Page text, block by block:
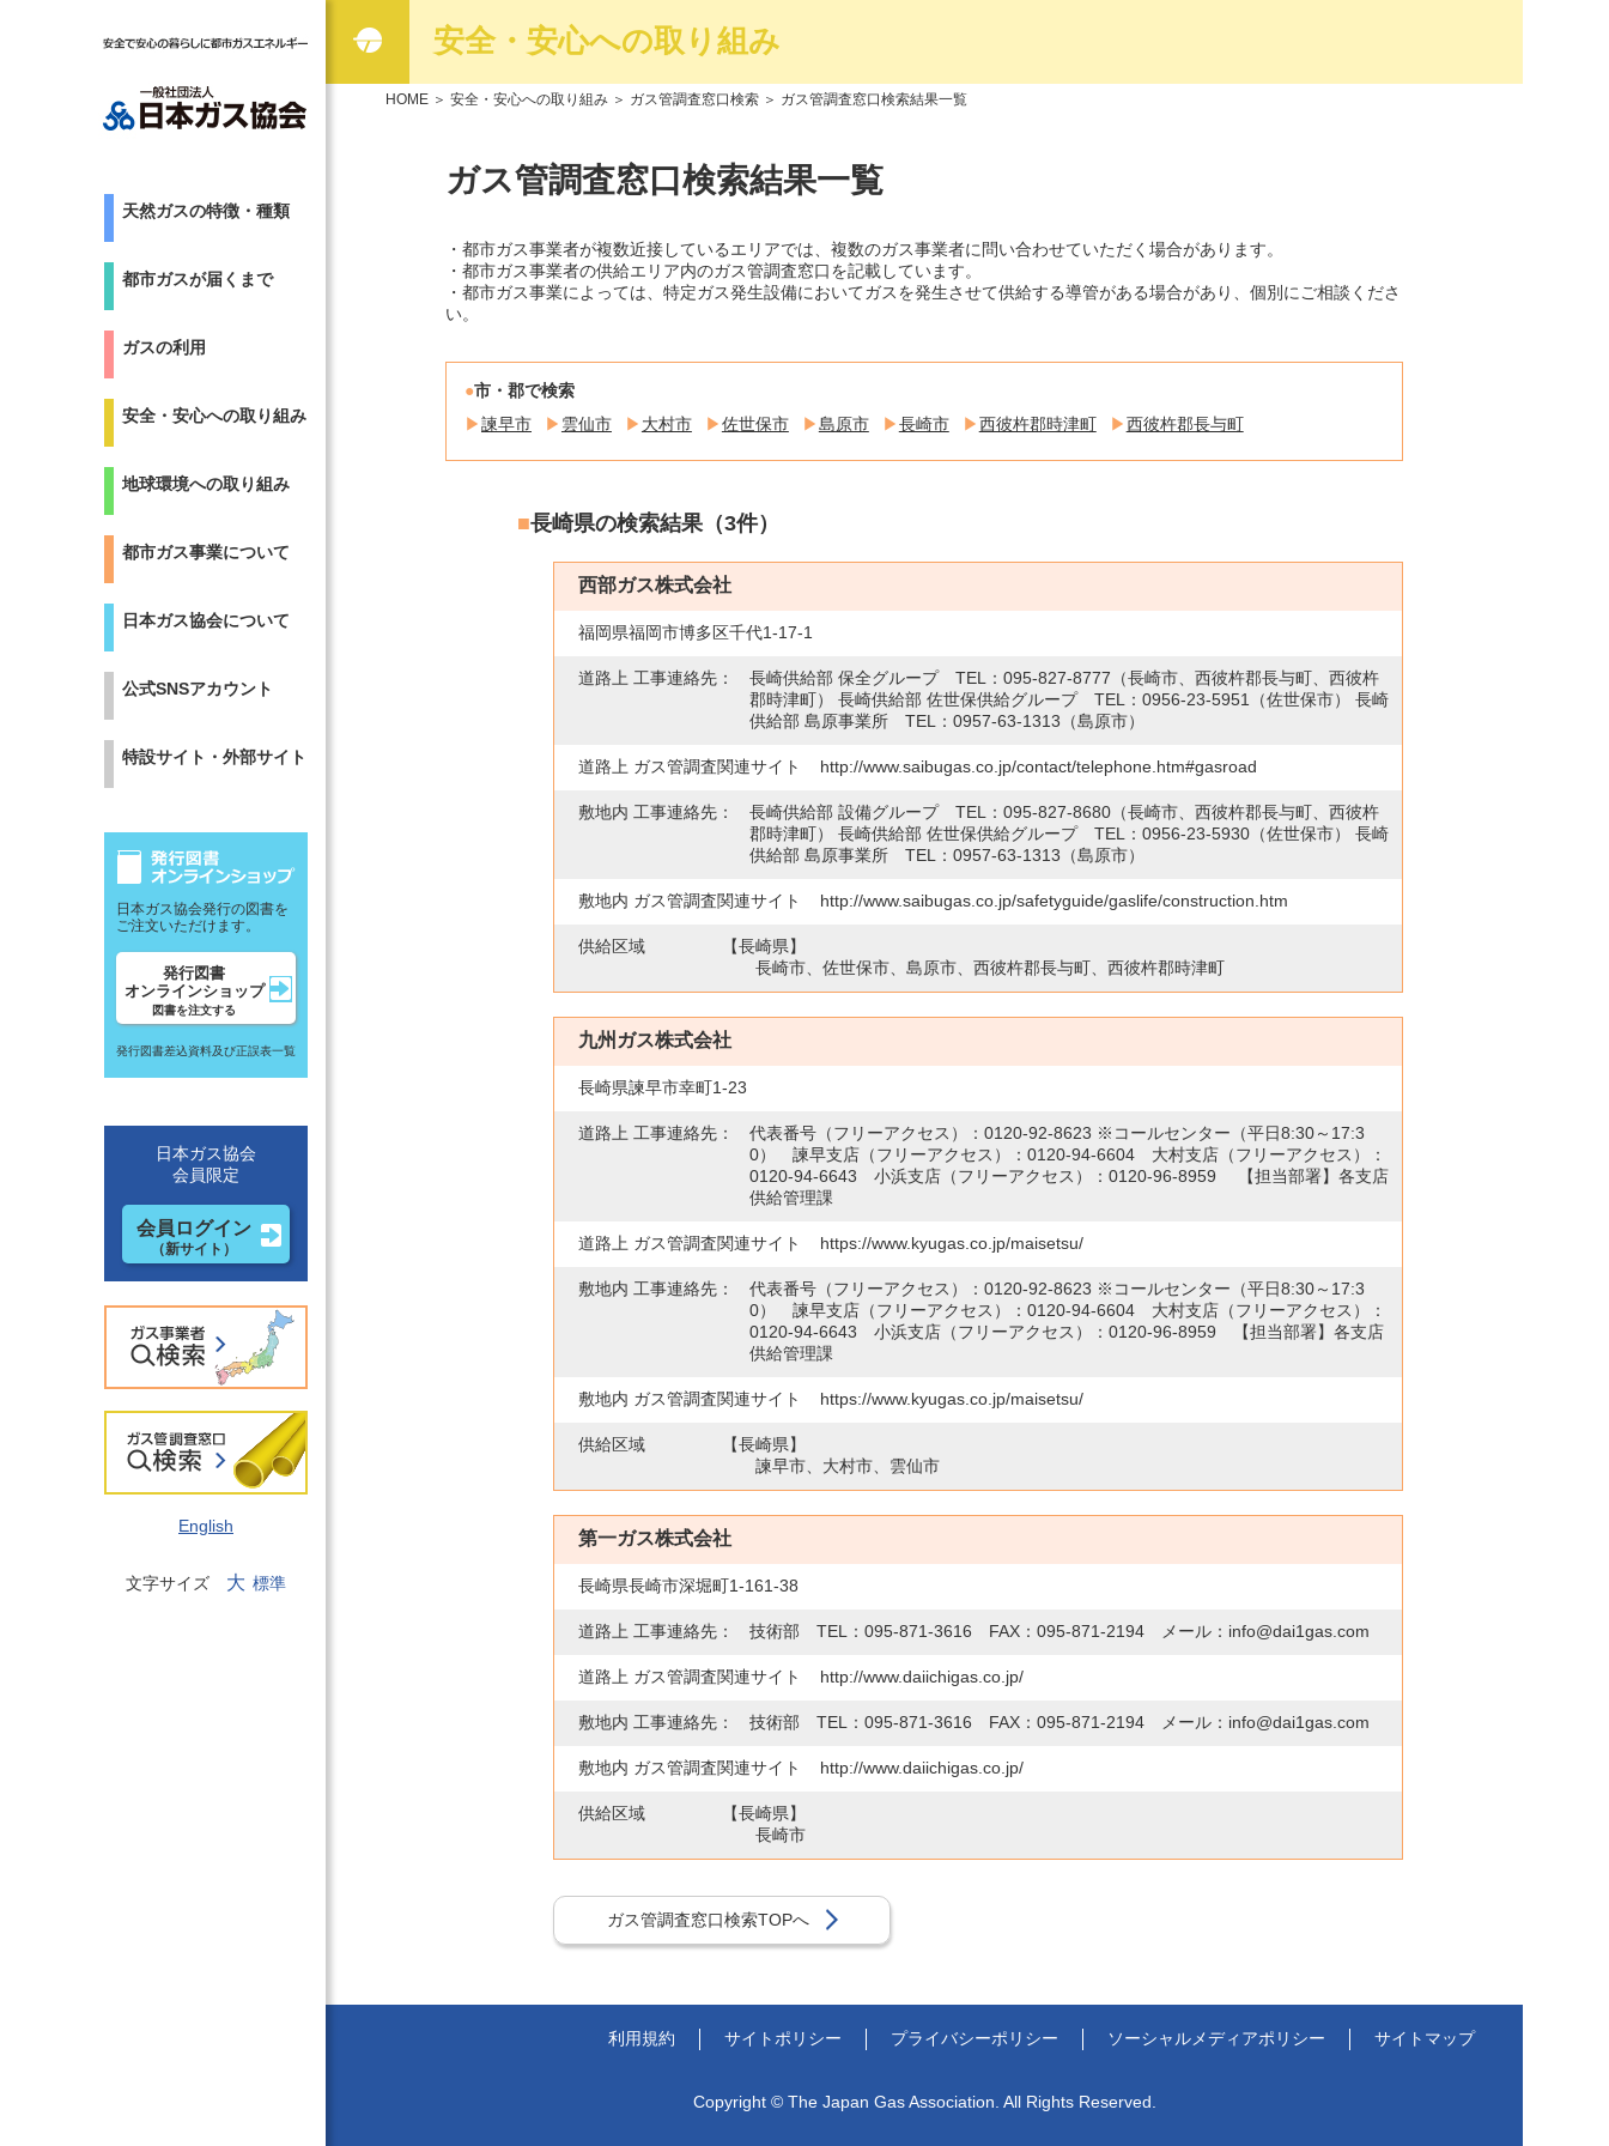
天然ガスの特徴・種類
都市ガスが届くまで
ガスの利用
安全・安心への取り組み
地球環境への取り組み
都市ガス事業について
日本ガス協会について
公式SNSアカウント
特設サイト・外部サイト
日本ガス協会発行の図書を
ご注文いただけます。
発行図書
オンラインショップ
図書を注文する
発行図書差込資料及び正誤表一覧
日本ガス協会
会員限定
会員ログイン
（新サイト）
English
文字サイズ 大 標準
安全・安心への取り組み
HOME ＞ 安全・安心への取り組み ＞ ガス管調査窓口検索 ＞ ガス管調査窓口検索結果一覧
ガス管調査窓口検索結果一覧
・都市ガス事業者が複数近接しているエリアでは、複数のガス事業者に問い合わせていただく場合があります。
・都市ガス事業者の供給エリア内のガス管調査窓口を記載しています。
・都市ガス事業によっては、特定ガス発生設備においてガスを発生させて供給する導管がある場合があり、個別にご相談くださ
い。
市・郡で検索
諫早市
雲仙市 大村市 佐世保市 島原市 長崎市 西彼杵郡時津町 西彼杵郡長与町
長崎県の検索結果（3件）
西部ガス株式会社
福岡県福岡市博多区千代1-17-1
道路上 工事連絡先： 長崎供給部 保全グループ TEL： 095-827-8777 （長崎市、西彼杵郡長与町、西彼杵
郡時津町） 長崎供給部 佐世保供給グループ TEL： 0956-23-5951
（佐世保市） 長崎
供給部 島原事業所 TEL： 0957-63-1313 （島原市）
道路上 ガス管調査関連サイト http://www.saibugas.co.jp/contact/telephone.htm#gasroad
敷地内 工事連絡先： 長崎供給部 設備グループ TEL： 095-827-8680 （長崎市、西彼杵郡長与町、西彼杵
郡時津町） 長崎供給部 佐世保供給グループ TEL： 0956-23-5930 （佐世保市） 長崎
供給部 島原事業所 TEL： 0957-63-1313 （島原市）
敷地内 ガス管調査関連サイト http://www.saibugas.co.jp/safetyguide/gaslife/construction.htm
供給区域
【長崎県】
長崎市、佐世保市、島原市、西彼杵郡長与町、西彼杵郡時津町
九州ガス株式会社
長崎県諫早市幸町1-23
道路上 工事連絡先： 代表番号（フリーアクセス）： 0120-92-8623 ※コールセンター（平日8:30～17:3
0） 諫早支店（フリーアクセス）： 0120-94-6604 大村支店（フリーアクセス）：
0120-94-6643 小浜支店（フリーアクセス）： 0120-96-8959 【担当部署】各支店
供給管理課
道路上 ガス管調査関連サイト https://www.kyugas.co.jp/maisetsu/
敷地内 工事連絡先： 代表番号（フリーアクセス）： 0120-92-8623 ※コールセンター（平日8:30～17:3
0） 諫早支店（フリーアクセス）： 0120-94-6604 大村支店（フリーアクセス）：
0120-94-6643 小浜支店（フリーアクセス）： 0120-96-8959 【担当部署】各支店
供給管理課
敷地内 ガス管調査関連サイト https://www.kyugas.co.jp/maisetsu/
供給区域
【長崎県】
諫早市、大村市、雲仙市
第一ガス株式会社
長崎県長崎市深堀町1-161-38
道路上 工事連絡先： 技術部 TEL： 095-871-3616 FAX： 095-871-2194 メール：info@dai1gas.com
道路上 ガス管調査関連サイト http://www.daiichigas.co.jp/
敷地内 工事連絡先： 技術部 TEL： 095-871-3616 FAX： 095-871-2194 メール：info@dai1gas.com
敷地内 ガス管調査関連サイト http://www.daiichigas.co.jp/
供給区域
【長崎県】
長崎市
ガス管調査窓口検索TOPへ
利用規約 サイトポリシー プライバシーポリシー ソーシャルメディアポリシー サイトマップ
Copyright © The Japan Gas Association. All Rights Reserved.